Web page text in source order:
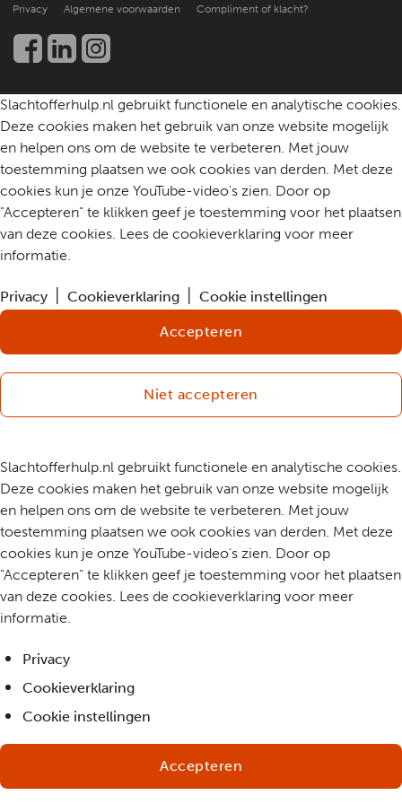
Een slachtoffer helpen
Werken bij
Community
Privacy Algemene voorwaarden Compliment of klacht?
Slachtofferhulp.nl gebruikt functionele en analytische cookies.
Deze cookies maken het gebruik van onze website mogelijk
en helpen ons om de website te verbeteren. Met jouw
toestemming plaatsen we ook cookies van derden. Met deze
cookies kun je onze YouTube-video's zien. Door op
"Accepteren" te klikken geef je toestemming voor het plaatsen
van deze cookies. Lees de cookieverklaring voor meer
informatie.
Privacy Cookieverklaring Cookie instellingen
Accepteren
Niet accepteren
Slachtofferhulp.nl gebruikt functionele en analytische cookies.
Deze cookies maken het gebruik van onze website mogelijk
en helpen ons om de website te verbeteren. Met jouw
toestemming plaatsen we ook cookies van derden. Met deze
cookies kun je onze YouTube-video's zien. Door op
"Accepteren" te klikken geef je toestemming voor het plaatsen
van deze cookies. Lees de cookieverklaring voor meer
informatie.
Privacy
Cookieverklaring
Cookie instellingen
Accepteren